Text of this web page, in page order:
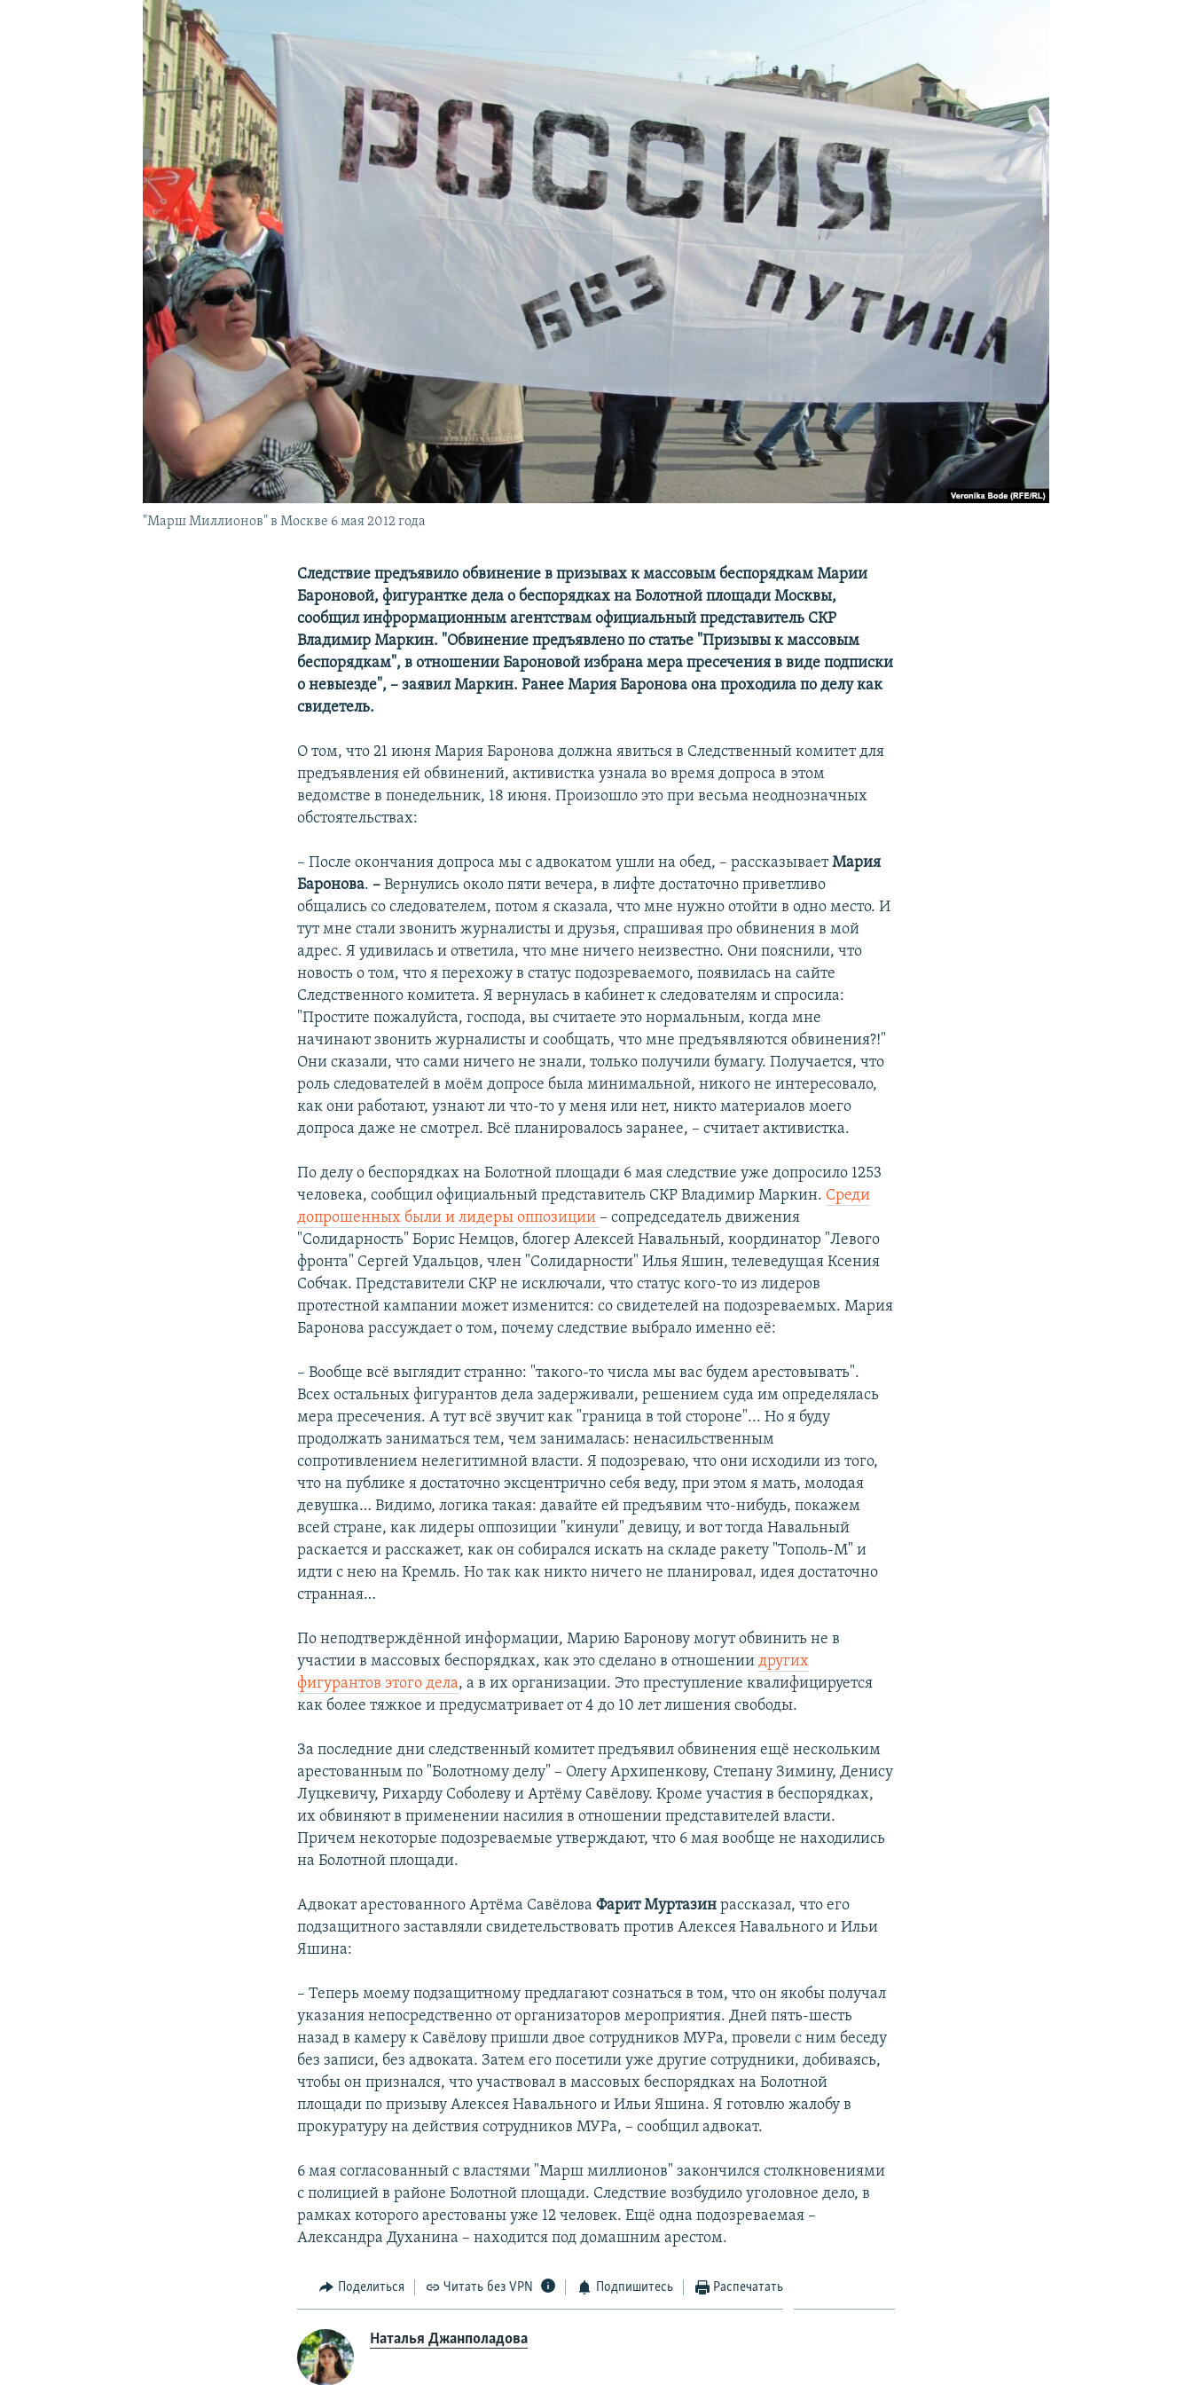
ПОДПИШИТЕСЬ НА РАССЫЛКУ
"Марш Миллионов" в Москве 6 мая 2012 года
Следствие предъявило обвинение в призывах к массовым беспорядкам Марии
Бароновой, фигурантке дела о беспорядках на Болотной площади Москвы,
сообщил инфрормационным агентствам официальный представитель СКР
Владимир Маркин. "Обвинение предъявлено по статье "Призывы к массовым
беспорядкам", в отношении Бароновой избрана мера пресечения в виде подписки
о невыезде", – заявил Маркин. Ранее Мария Баронова она проходила по делу как
свидетель.
О том, что 21 июня Мария Баронова должна явиться в Следственный комитет для
предъявления ей обвинений, активистка узнала во время допроса в этом
ведомстве в понедельник, 18 июня. Произошло это при весьма неоднозначных
обстоятельствах:
– После окончания допроса мы с адвокатом ушли на обед, – рассказываетМария
Баронова. – Вернулись около пяти вечера, в лифте достаточно приветливо
общались со следователем, потом я сказала, что мне нужно отойти в одно место. И
тут мне стали звонить журналисты и друзья, спрашивая про обвинения в мой
адрес. Я удивилась и ответила, что мне ничего неизвестно. Они пояснили, что
новость о том, что я перехожу в статус подозреваемого, появилась на сайте
Следственного комитета. Я вернулась в кабинет к следователям и спросила:
"Простите пожалуйста, господа, вы считаете это нормальным, когда мне
начинают звонить журналисты и сообщать, что мне предъявляются обвинения?!"
Они сказали, что сами ничего не знали, только получили бумагу. Получается, что
роль следователей в моём допросе была минимальной, никого не интересовало,
как они работают, узнают ли что-то у меня или нет, никто материалов моего
допроса даже не смотрел. Всё планировалось заранее, – считает активистка.
По делу о беспорядках на Болотной площади 6 мая следствие уже допросило 1253
человека, сообщил официальный представитель СКР Владимир Маркин. Среди
допрошенных были и лидеры оппозиции – сопредседатель движения
"Солидарность" Борис Немцов, блогер Алексей Навальный, координатор "Левого
фронта" Сергей Удальцов, член "Солидарности" Илья Яшин, телеведущая Ксения
Собчак. Представители СКР не исключали, что статус кого-то из лидеров
протестной кампании может изменится: со свидетелей на подозреваемых. Мария
Баронова рассуждает о том, почему следствие выбрало именно её:
– Вообще всё выглядит странно: "такого-то числа мы вас будем арестовывать".
Всех остальных фигурантов дела задерживали, решением суда им определялась
мера пресечения. А тут всё звучит как "граница в той стороне"... Но я буду
продолжать заниматься тем, чем занималась: ненасильственным
сопротивлением нелегитимной власти. Я подозреваю, что они исходили из того,
что на публике я достаточно эксцентрично себя веду, при этом я мать, молодая
девушка… Видимо, логика такая: давайте ей предъявим что-нибудь, покажем
всей стране, как лидеры оппозиции "кинули" девицу, и вот тогда Навальный
раскается и расскажет, как он собирался искать на складе ракету "Тополь-М" и
идти с нею на Кремль. Но так как никто ничего не планировал, идея достаточно
странная…
По неподтверждённой информации, Марию Баронову могут обвинить не в
участии в массовых беспорядках, как это сделано в отношениидругих
фигурантов этого дела, а в их организации. Это преступление квалифицируется
как более тяжкое и предусматривает от 4 до 10 лет лишения свободы.
За последние дни следственный комитет предъявил обвинения ещё нескольким
арестованным по "Болотному делу" – Олегу Архипенкову, Степану Зимину, Денису
Луцкевичу, Рихарду Соболеву и Артёму Савёлову. Кроме участия в беспорядках,
их обвиняют в применении насилия в отношении представителей власти.
Причем некоторые подозреваемые утверждают, что 6 мая вообще не находились
на Болотной площади.
Адвокат арестованного Артёма СавёловаФарит Муртазин рассказал, что его
подзащитного заставляли свидетельствовать против Алексея Навального и Ильи
Яшина:
– Теперь моему подзащитному предлагают сознаться в том, что он якобы получал
указания непосредственно от организаторов мероприятия. Дней пять-шесть
назад в камеру к Савёлову пришли двое сотрудников МУРа, провели с ним беседу
без записи, без адвоката. Затем его посетили уже другие сотрудники, добиваясь,
чтобы он признался, что участвовал в массовых беспорядках на Болотной
площади по призыву Алексея Навального и Ильи Яшина. Я готовлю жалобу в
прокуратуру на действия сотрудников МУРа, – сообщил адвокат.
6 мая согласованный с властями "Марш миллионов" закончился столкновениями
с полицией в районе Болотной площади. Следствие возбудило уголовное дело, в
рамках которого арестованы уже 12 человек. Ещё одна подозреваемая –
Александра Духанина – находится под домашним арестом.
Поделиться Читать без VPN Подпишитесь Распечатать
Наталья Джанполадова